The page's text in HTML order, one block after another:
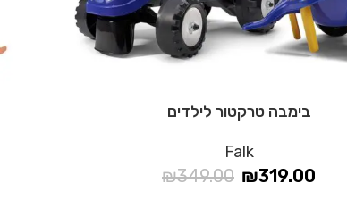
בימבה טרקטור לילדים
Falk
₪349.00 ₪319.00